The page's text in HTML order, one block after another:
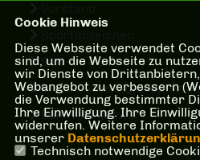
Vorstand
Sportabzeichen
SuS-In-Treff
Kinder- und
Bankverbindung
Cookie Hinweis
Diese Webseite verwendet
sind, um die Webseite zu
wir Dienste von
Webangebot zu verbessern
die Verwendung bestimmter
Ihre Einwilligung. Ihre
widerrufen. Weitere
unserer
Technisch notwendige